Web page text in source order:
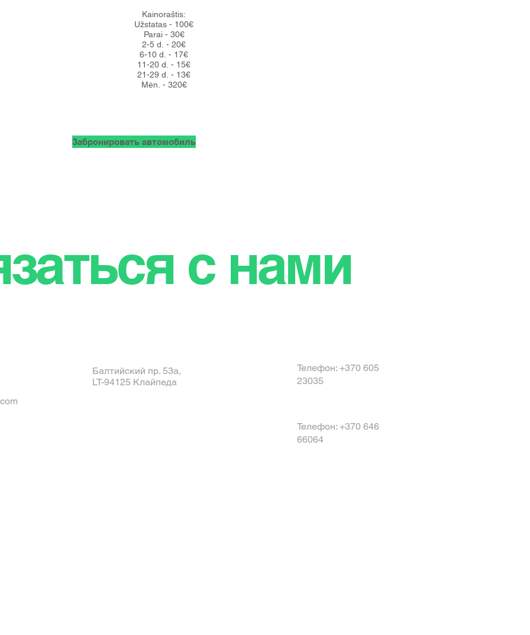
Kainoraštis:
Užstatas - 100€
Parai - 30€
2-5 d. - 20€
6-10 d. - 17€
11-20 d. - 15€
21-29 d. - 13€
Mėn. - 320€
Забронировать автомобиль
с нами
Балтийский пр. 53а,
LT-94125 Клайпеда
Телефон: +370 605
23035
Телефон: +370 646
66064